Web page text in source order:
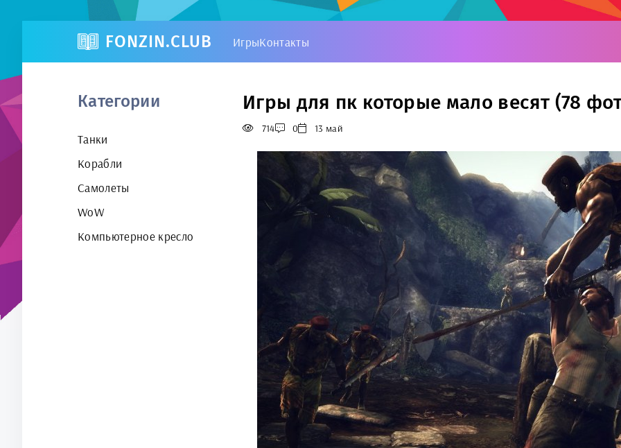
FONZIN.CLUB ИгрыКонтакты
Категории
Танки
Корабли
Самолеты
WoW
Компьютерное кресло
Игры для пк которые мало весят (78
714 0 13 май